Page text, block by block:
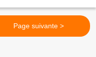
Page suivante >